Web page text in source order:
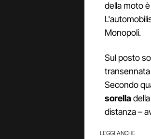
della moto
Monopoli.
Sul posto
transennata
Secondo
sorella
distanza –
LEGGI ANCHE